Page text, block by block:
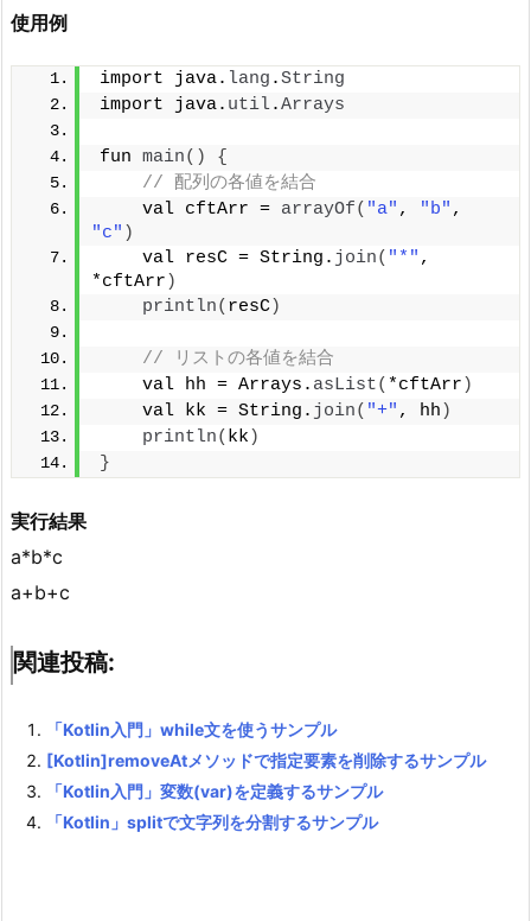
使用例
import java. lang .String
import java. util.Arrays
fun main()
{
// 配列の各値を結合
    val cftArr =
arrayOf( "a" , "b"
"c" )
    val resC = String.
join( "*" ,
*cftArr )
println( resC)
// リストの各値を結合
    val hh = Arrays.
asList( *cftArr )
    val kk = String.
join( "+" , hh )
println( kk )
}
実行結果
a*b*c
a+b+c
関連投稿:
「Kotlin入門」while文を使うサンプル
[Kotlin]removeAtメソッドで指定要素を削除するサンプル
「Kotlin入門」変数(var)を定義するサンプル
「Kotlin」splitで文字列を分割するサンプル